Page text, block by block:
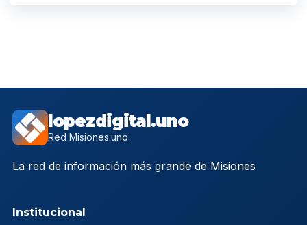
lopezdigital.uno
Red Misiones.uno
La red de información más grande de Misiones
Institucional